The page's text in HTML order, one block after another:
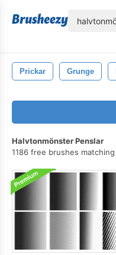
Prickar Grunge
Halvtonmönster Penslar
1186 free brushes matching